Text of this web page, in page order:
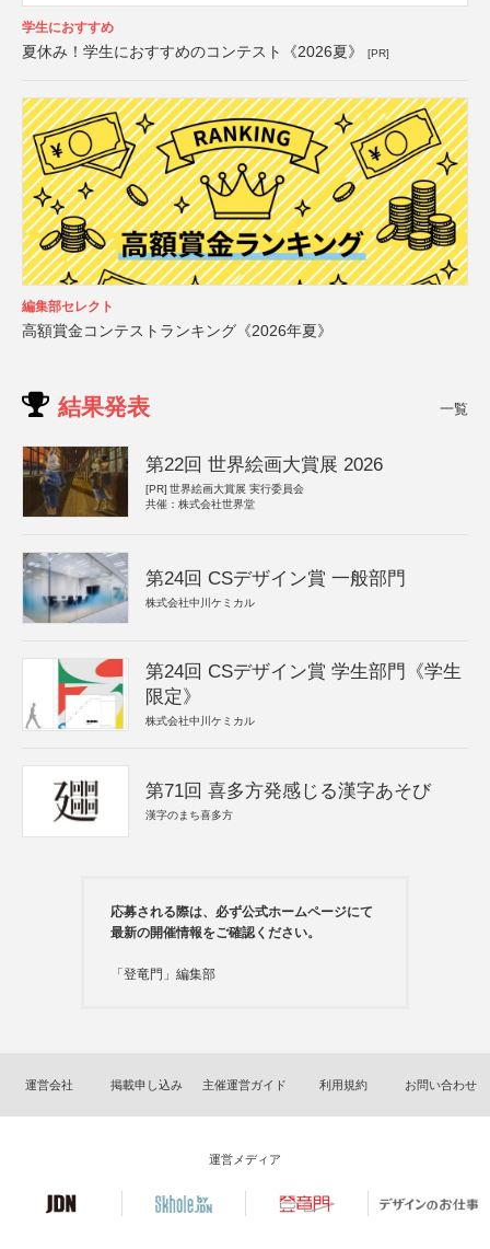
学生におすすめ
夏休み！学生におすすめのコンテスト《2026夏》 [PR]
編集部セレクト
高額賞金コンテストランキング《2026年夏》
結果発表 一覧
第22回 世界絵画大賞展 2026
[PR] 世界絵画大賞展 実行委員会
共催：株式会社世界堂
第24回 CSデザイン賞 一般部門
株式会社中川ケミカル
第24回 CSデザイン賞 学生部門《学生
限定》
株式会社中川ケミカル
第71回 喜多方発感じる漢字あそび
漢字のまち喜多方
応募される際は、必ず公式ホームページにて
最新の開催情報をご確認ください。
「登竜門」編集部
運営会社 掲載申し込み 主催運営ガイド 利用規約 お問い合わせ
運営メディア